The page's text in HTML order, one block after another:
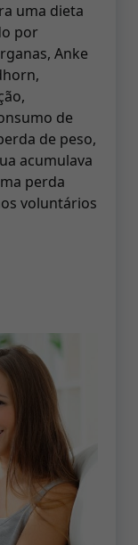
uma dieta
por
Anke
de
de peso,
acumulava
perda
voluntários